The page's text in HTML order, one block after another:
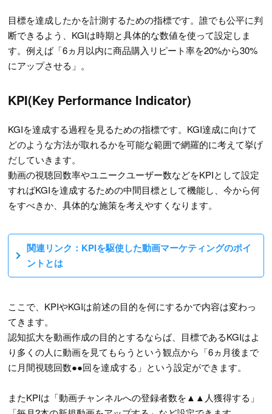
目標を達成したかを計測するための指標です。誰でも公平に判
断できるよう、KGIは時期と具体的な数値を使って設定しま
す。例えば「6ヵ月以内に商品購入リピート率を20%から30%
にアップさせる」。
KPI(Key Performance Indicator)
KGIを達成する過程を見るための指標です。KGI達成に向けて
どのような方法が取れるかを可能な範囲で網羅的に考えて挙げ
だしていきます。
動画の視聴回数率やユニークユーザー数などをKPIとして設定
すればKGIを達成するための中間目標として機能し、今から何
をすべきか、具体的な施策を考えやすくなります。
関連リンク：KPIを駆使した動画マーケティングのポイ
ントとは
ここで、KPIやKGIは前述の目的を何にするかで内容は変わっ
てきます。
認知拡大を動画作成の目的とするならば、目標であるKGIはよ
り多くの人に動画を見てもらうという観点から「6ヵ月後まで
に月間視聴回数●●回を達成する」という設定ができます。
またKPIは「動画チャンネルへの登録者数を▲▲人獲得する」